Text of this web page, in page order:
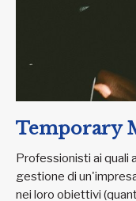
Temporary
Professionisti ai quali
gestione di
nei loro obiettivi